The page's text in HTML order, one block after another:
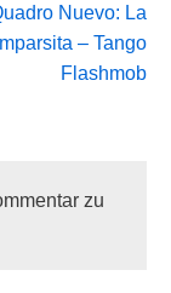
Nuevo: La
– Tango
Flashmob
zu